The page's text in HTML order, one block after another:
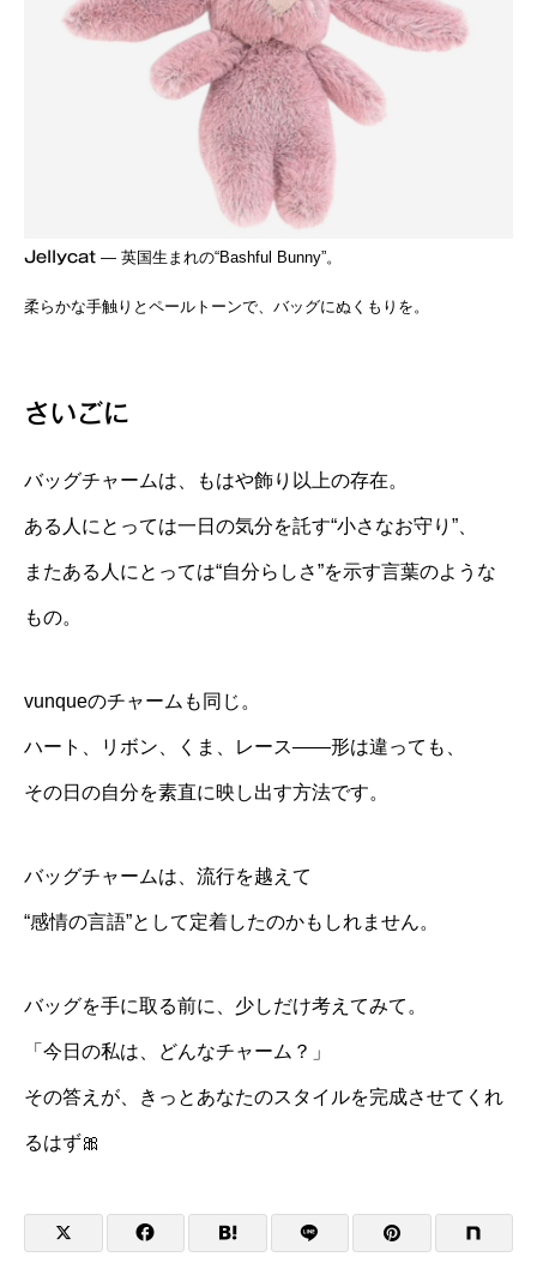
Jellycat — 英国生まれの“Bashful Bunny”。
柔らかな手触りとペールトーンで、バッグにぬくもりを。
さいごに
バッグチャームは、もはや飾り以上の存在。
ある人にとっては一日の気分を託す“小さなお守り”、
またある人にとっては“自分らしさ”を示す言葉のような
もの。
vunqueのチャームも同じ。
ハート、リボン、くま、レース——形は違っても、
その日の自分を素直に映し出す方法です。
バッグチャームは、流行を越えて
“感情の言語”として定着したのかもしれません。
バッグを手に取る前に、少しだけ考えてみて。
「今日の私は、どんなチャーム？」
その答えが、きっとあなたのスタイルを完成させてくれ
るはず🎀